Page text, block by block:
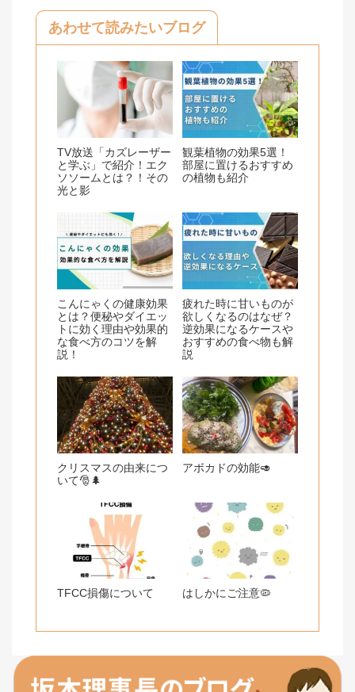
o
o
あわせて読みたいブログ
TV放送「カズレーザー
と学ぶ」で紹介！エク
ソソームとは？！その
光と影
観葉植物の効果5選！
部屋に置けるおすすめ
の植物も紹介
こんにゃくの健康効果
とは？便秘やダイエッ
トに効く理由や効果的
な食べ方のコツを解
説！
疲れた時に甘いものが
欲しくなるのはなぜ？
逆効果になるケースや
おすすめの食べ物も解
説
クリスマスの由来につ
いて🎅🌲
アボカドの効能🥑
TFCC損傷について はしかにご注意🦠